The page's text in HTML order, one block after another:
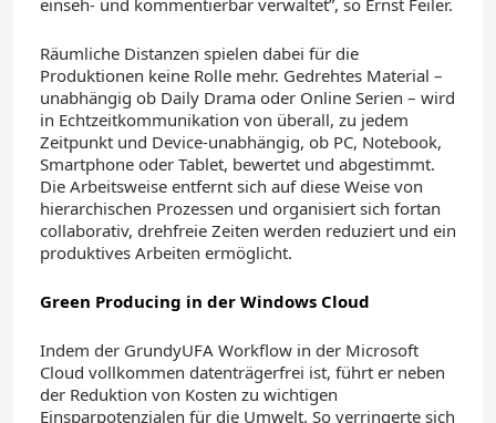
einseh- und kommentierbar verwaltet”, so Ernst Feiler.
Räumliche Distanzen spielen dabei für die
Produktionen keine Rolle mehr. Gedrehtes Material –
unabhängig ob Daily Drama oder Online Serien – wird
in Echtzeitkommunikation von überall, zu jedem
Zeitpunkt und Device-unabhängig, ob PC, Notebook,
Smartphone oder Tablet, bewertet und abgestimmt.
Die Arbeitsweise entfernt sich auf diese Weise von
hierarchischen Prozessen und organisiert sich fortan
collaborativ, drehfreie Zeiten werden reduziert und ein
produktives Arbeiten ermöglicht.
Green Producing in der Windows Cloud
Indem der GrundyUFA Workflow in der Microsoft
Cloud vollkommen datenträgerfrei ist, führt er neben
der Reduktion von Kosten zu wichtigen
Einsparpotenzialen für die Umwelt. So verringerte sich